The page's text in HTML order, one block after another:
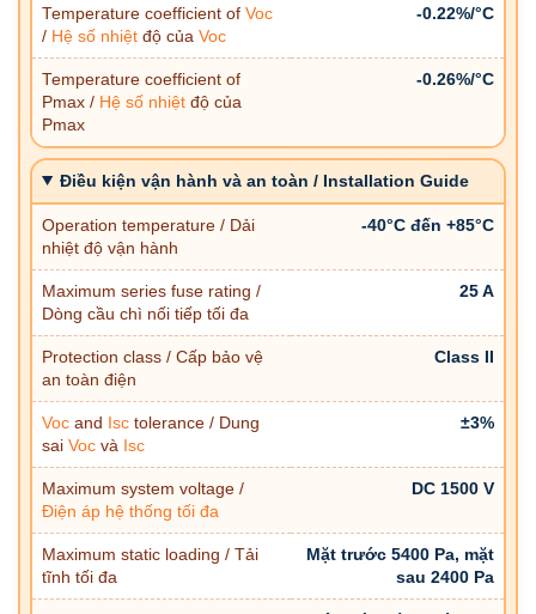
Temperature coefficient of Voc
/ Hệ số nhiệt độ của Voc
-0.22%/°C
Temperature coefficient of
Pmax / Hệ số nhiệt độ của
Pmax
-0.26%/°C
Điều kiện vận hành và an toàn / Installation Guide
Operation temperature / Dải
nhiệt độ vận hành
-40°C đến +85°C
Maximum series fuse rating /
Dòng cầu chì nối tiếp tối đa
25 A
Protection class / Cấp bảo vệ
an toàn điện
Class II
Voc and Isc tolerance / Dung
sai Voc và Isc
±3%
Maximum system voltage /
Điện áp hệ thống tối đa
DC 1500 V
Maximum static loading / Tải
tĩnh tối đa
Mặt trước 5400 Pa, mặt
sau 2400 Pa